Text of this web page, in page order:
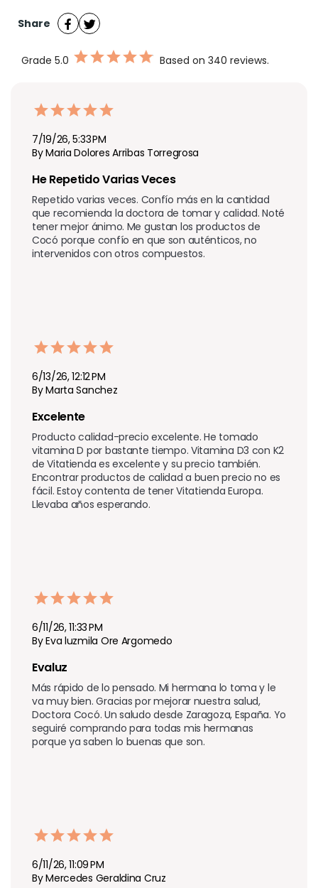
Share
Grade 5.0 Based on 340 reviews.
7/19/26, 5:33 PM
By Maria Dolores Arribas Torregrosa
He Repetido Varias Veces
Repetido varias veces. Confío más en la cantidad
que recomienda la doctora de tomar y calidad. Noté
tener mejor ánimo. Me gustan los productos de
Cocó porque confío en que son auténticos, no
intervenidos con otros compuestos.
6/13/26, 12:12 PM
By Marta Sanchez
Excelente
Producto calidad-precio excelente. He tomado
vitamina D por bastante tiempo. Vitamina D3 con K2
de Vitatienda es excelente y su precio también.
Encontrar productos de calidad a buen precio no es
fácil. Estoy contenta de tener Vitatienda Europa.
Llevaba años esperando.
6/11/26, 11:33 PM
By Eva luzmila Ore Argomedo
Evaluz
Más rápido de lo pensado. Mi hermana lo toma y le
va muy bien. Gracias por mejorar nuestra salud,
Doctora Cocó. Un saludo desde Zaragoza, España. Yo
seguiré comprando para todas mis hermanas
porque ya saben lo buenas que son.
6/11/26, 11:09 PM
By Mercedes Geraldina Cruz